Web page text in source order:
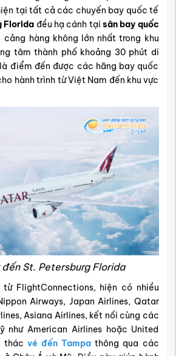
tại tất cả các chuyến bay quốc tế
Florida đều hạ cánh tại sân bay quốc
hàng không lớn nhất trong khu
tâm thành phố khoảng 30 phút di
điểm đến được các hãng bay quốc
hành trình từ Việt Nam đến khu vực
đến St. Petersburg Florida
FlightConnections, hiện có nhiều
Airways, Japan Airlines, Qatar
Asiana Airlines, kết nối cùng các
American Airlines hoặc United
thác vé đến Tampa thông qua các